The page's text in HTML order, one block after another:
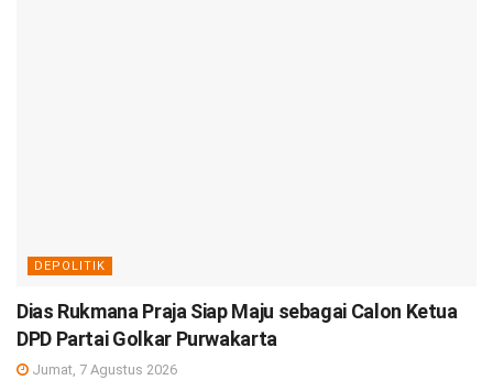
DEPOLITIK
Dias Rukmana Praja Siap Maju sebagai Calon Ketua
DPD Partai Golkar Purwakarta
Jumat, 7 Agustus 2026